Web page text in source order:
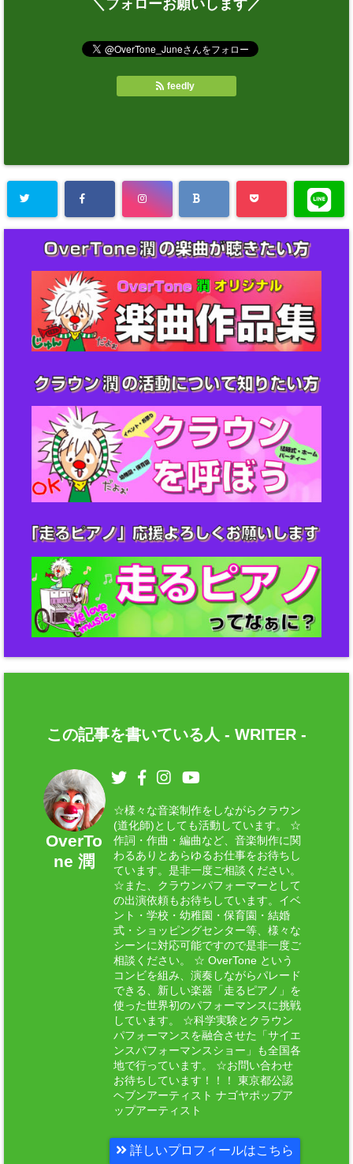
＼フォローお願いします／
feedly
この記事を書いている人 - WRITER -
OverTo
ne 潤
☆様々な音楽制作をしながらクラウン
(道化師)としても活動しています。 ☆
作詞・作曲・編曲など、音楽制作に関
わるありとあらゆるお仕事をお待ちし
ています。是非一度ご相談ください。
☆また、クラウンパフォーマーとして
の出演依頼もお待ちしています。イベ
ント・学校・幼稚園・保育園・結婚
式・ショッピングセンター等、様々な
シーンに対応可能ですので是非一度ご
相談ください。 ☆ OverTone という
コンビを組み、演奏しながらパレード
できる、新しい楽器「走るピアノ」を
使った世界初のパフォーマンスに挑戦
しています。 ☆科学実験とクラウン
パフォーマンスを融合させた「サイエ
ンスパフォーマンスショー」も全国各
地で行っています。 ☆お問い合わせ
お待ちしています！！！ 東京都公認
ヘブンアーティスト ナゴヤポップア
ップアーティスト
詳しいプロフィールはこちら